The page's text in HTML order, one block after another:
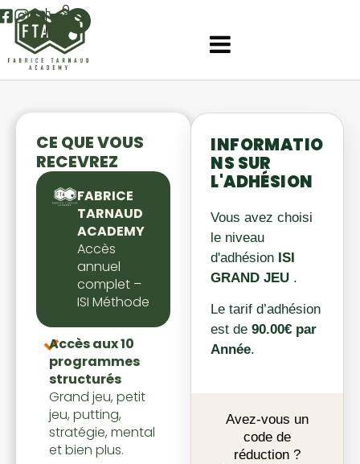
0
CE QUE VOUS
RECEVREZ
FABRICE
TARNAUD
ACADEMY
Accès
annuel
complet –
ISI Méthode
Accès aux 10
programmes
structurés
Grand jeu, petit
jeu, putting,
stratégie, mental
et bien plus.
INFORMATIO
NS SUR
L'ADHÉSION
Vous avez choisi
le niveau
d'adhésion ISI
GRAND JEU .
Le tarif d’adhésion
est de90.00€ par
Année.
Avez-vous un
code de
réduction ?